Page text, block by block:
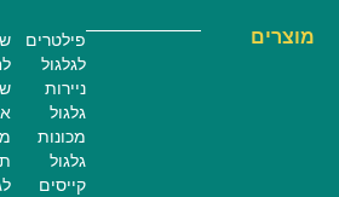
מוצרים
פילטרים
לגלגול
ניירות
גלגול
מכונות
גלגול
קייסים